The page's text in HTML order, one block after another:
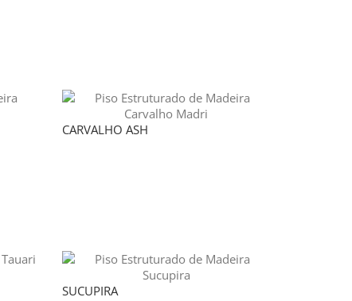
CARVALHO ASH
SUCUPIRA